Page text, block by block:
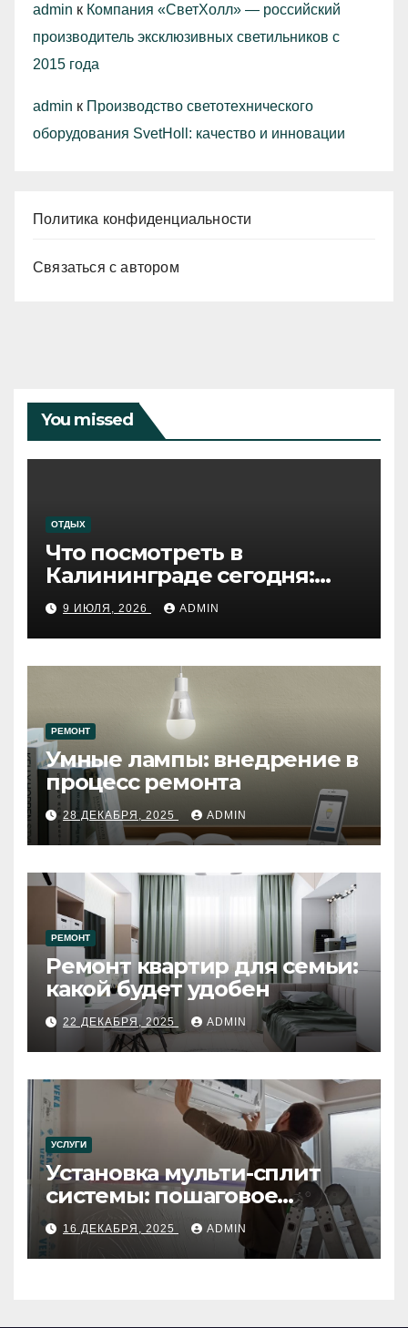
admin к Компания «СветХолл» — российский
производитель эксклюзивных светильников с
2015 года
admin к Производство светотехнического
оборудования SvetHoll: качество и инновации
Политика конфиденциальности
Связаться с автором
You missed
ОТДЫХ
Что посмотреть в
Калининграде сегодня:
путеводитель по самому
западному городу России
9 ИЮЛЯ, 2026 ADMIN
РЕМОНТ
Умные лампы: внедрение в
процесс ремонта
28 ДЕКАБРЯ, 2025 ADMIN
РЕМОНТ
Ремонт квартир для семьи:
какой будет удобен
22 ДЕКАБРЯ, 2025 ADMIN
УСЛУГИ
Установка мульти-сплит
системы: пошаговое
руководство
16 ДЕКАБРЯ, 2025 ADMIN